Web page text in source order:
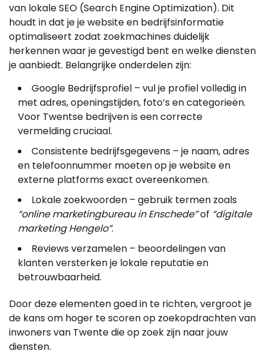
van lokale SEO (Search Engine Optimization). Dit
houdt in dat je je website en bedrijfsinformatie
optimaliseert zodat zoekmachines duidelijk
herkennen waar je gevestigd bent en welke diensten
je aanbiedt. Belangrijke onderdelen zijn:
Google Bedrijfsprofiel – vul je profiel volledig in
met adres, openingstijden, foto’s en categorieën.
Voor Twentse bedrijven is een correcte
vermelding cruciaal.
Consistente bedrijfsgegevens – je naam, adres
en telefoonnummer moeten op je website en
externe platforms exact overeenkomen.
Lokale zoekwoorden – gebruik termen zoals
“online marketingbureau in Enschede”of “digitale
marketing Hengelo”.
Reviews verzamelen – beoordelingen van
klanten versterken je lokale reputatie en
betrouwbaarheid.
Door deze elementen goed in te richten, vergroot je
de kans om hoger te scoren op zoekopdrachten van
inwoners van Twente die op zoek zijn naar jouw
diensten.